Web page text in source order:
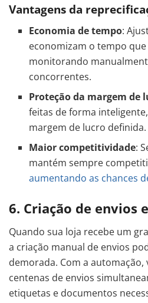
Vantagens da
Economia de tempo:
economizam o tempo
monitorando
concorrentes.
Proteção da margem de
feitas de forma
margem de lucro definida.
Maior competitividade:
mantém sempre
aumentando as chances
6. Criação de envios
Quando sua loja recebe um
a criação manual de envios
demorada. Com a
centenas de envios
etiquetas e documentos